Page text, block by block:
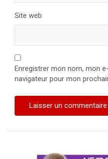
Site web
Enregistrer mon nom, mon
navigateur pour mon